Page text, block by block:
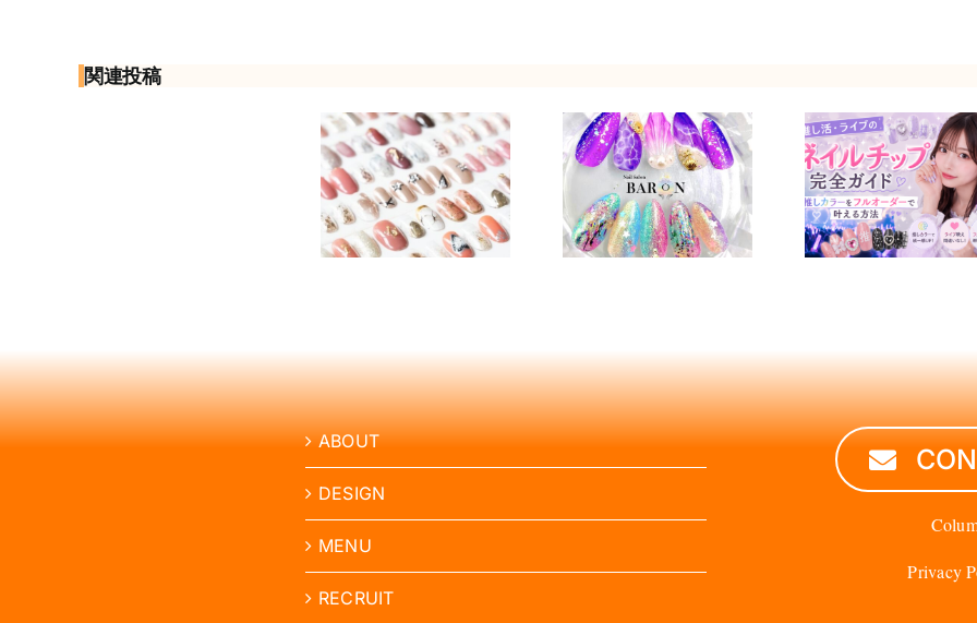
関連投稿
方・
削
り
方・
ネイルチップ
とは？種類・
選び方・メリ
ットと注意点
を解説
推し活・ライ
ブのネイルチ
ップ完全ガイ
ド｜推しカラ
ーをフルオー
ダーで叶える
ABOUT
DESIGN
MENU
RECRUIT
Privacy